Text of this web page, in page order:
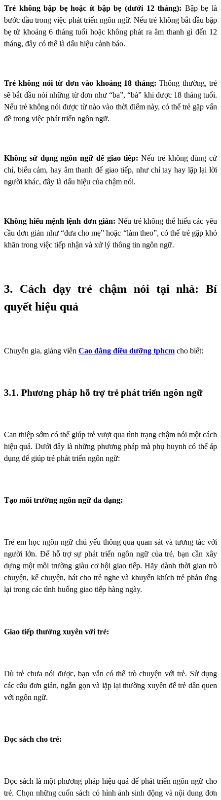
Trẻ không bập bẹ hoặc ít bập bẹ (dưới 12 tháng): Bập bẹ là
bước đầu trong việc phát triển ngôn ngữ. Nếu trẻ không bắt đầu bập
bẹ từ khoảng 6 tháng tuổi hoặc không phát ra âm thanh gì đến 12
tháng, đây có thể là dấu hiệu cảnh báo.
Trẻ không nói từ đơn vào khoảng 18 tháng: Thông thường, trẻ
sẽ bắt đầu nói những từ đơn như “ba”, “bà” khi được 18 tháng tuổi.
Nếu trẻ không nói được từ nào vào thời điểm này, có thể trẻ gặp vấn
đề trong việc phát triển ngôn ngữ.
Không sử dụng ngôn ngữ để giao tiếp: Nếu trẻ không dùng cử
chỉ, biểu cảm, hay âm thanh để giao tiếp, như chỉ tay hay lặp lại lời
người khác, đây là dấu hiệu của chậm nói.
Không hiểu mệnh lệnh đơn giản: Nếu trẻ không thể hiểu các yêu
cầu đơn giản như “đưa cho mẹ” hoặc “làm theo”, có thể trẻ gặp khó
khăn trong việc tiếp nhận và xử lý thông tin ngôn ngữ.
3. Cách dạy trẻ chậm nói tại nhà: Bí
quyết hiệu quả
Chuyên gia, giảng viên Cao đẳng điều dưỡng tphcm cho biết:
3.1. Phương pháp hỗ trợ trẻ phát triển ngôn ngữ
Can thiệp sớm có thể giúp trẻ vượt qua tình trạng chậm nói một cách
hiệu quả. Dưới đây là những phương pháp mà phụ huynh có thể áp
dụng để giúp trẻ phát triển ngôn ngữ:
Tạo môi trường ngôn ngữ đa dạng:
Trẻ em học ngôn ngữ chủ yếu thông qua quan sát và tương tác với
người lớn. Để hỗ trợ sự phát triển ngôn ngữ của trẻ, bạn cần xây
dựng một môi trường giàu cơ hội giao tiếp. Hãy dành thời gian trò
chuyện, kể chuyện, hát cho trẻ nghe và khuyến khích trẻ phản ứng
lại trong các tình huống giao tiếp hàng ngày.
Giao tiếp thường xuyên với trẻ:
Dù trẻ chưa nói được, bạn vẫn có thể trò chuyện với trẻ. Sử dụng
các câu đơn giản, ngắn gọn và lặp lại thường xuyên để trẻ dần quen
với ngôn ngữ.
Đọc sách cho trẻ:
Đọc sách là một phương pháp hiệu quả để phát triển ngôn ngữ cho
trẻ. Chọn những cuốn sách có hình ảnh sinh động và nội dung đơn